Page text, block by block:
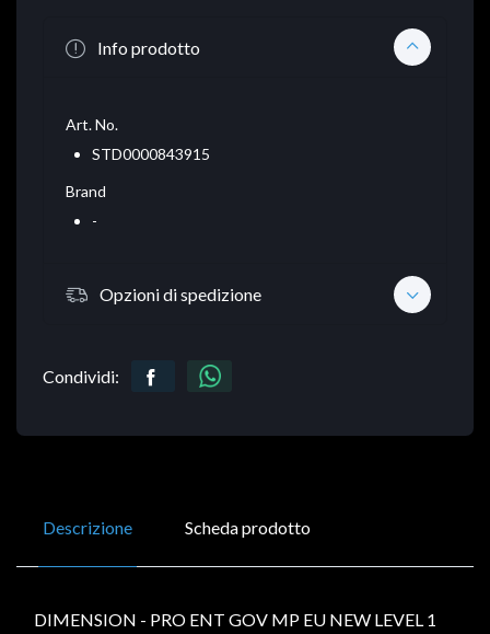
Info prodotto
Art. No.
STD0000843915
Brand
-
Opzioni di spedizione
Condividi:
Descrizione Scheda prodotto
DIMENSION - PRO ENT GOV MP EU NEW LEVEL 1